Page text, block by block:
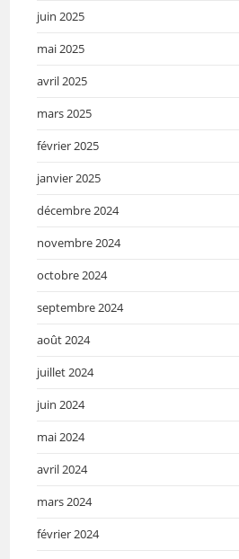
juin 2025
mai 2025
avril 2025
mars 2025
février 2025
janvier 2025
décembre 2024
novembre 2024
octobre 2024
septembre 2024
août 2024
juillet 2024
juin 2024
mai 2024
avril 2024
mars 2024
février 2024